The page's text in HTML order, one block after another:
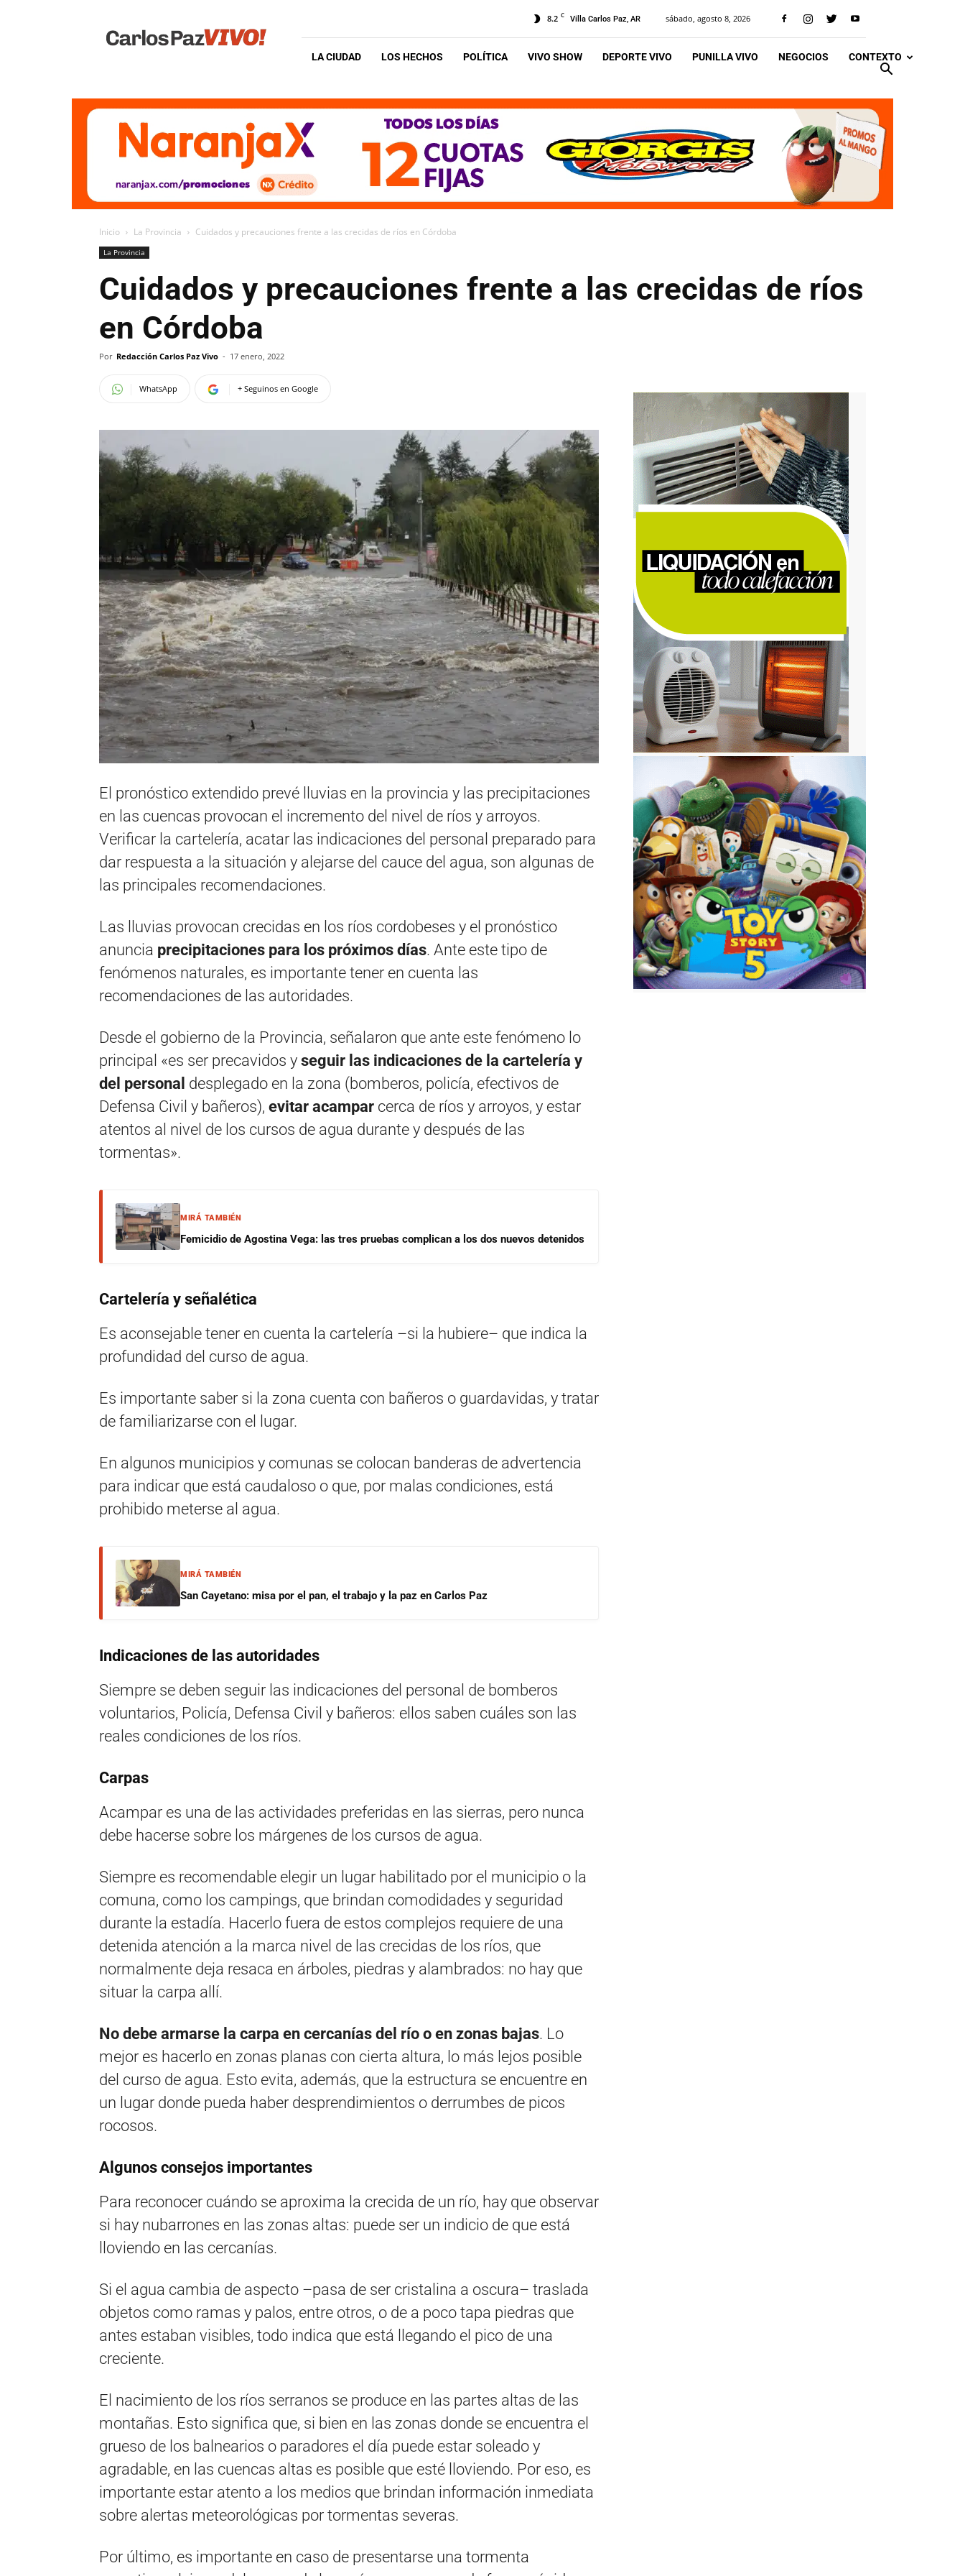
Vivo
8.2 C Villa Carlos Paz, AR sábado, agosto 8, 2026
LA CIUDAD LOS HECHOS POLÍTICA VIVO SHOW DEPORTE VIVO PUNILLA VIVO NEGOCIOS CONTEXTO
Inicio La Provincia Cuidados y precauciones frente a las crecidas de ríos en Córdoba
La Provincia
Cuidados y precauciones frente a las crecidas de ríos
en Córdoba
Por Redacción Carlos Paz Vivo - 17 enero, 2022
WhatsApp + Seguinos en Google
El pronóstico extendido prevé lluvias en la provincia y las precipitaciones
en las cuencas provocan el incremento del nivel de ríos y arroyos.
Verificar la cartelería, acatar las indicaciones del personal preparado para
dar respuesta a la situación y alejarse del cauce del agua, son algunas de
las principales recomendaciones.
Las lluvias provocan crecidas en los ríos cordobeses y el pronóstico
anuncia precipitaciones para los próximos días. Ante este tipo de
fenómenos naturales, es importante tener en cuenta las
recomendaciones de las autoridades.
Desde el gobierno de la Provincia, señalaron que ante este fenómeno lo
principal «es ser precavidos y seguir las indicaciones de la cartelería y
del personal desplegado en la zona (bomberos, policía, efectivos de
Defensa Civil y bañeros), evitar acampar cerca de ríos y arroyos, y estar
atentos al nivel de los cursos de agua durante y después de las
tormentas».
MIRÁ TAMBIÉN
Femicidio de Agostina Vega: las tres pruebas complican a los dos nuevos detenidos
Cartelería y señalética
Es aconsejable tener en cuenta la cartelería –si la hubiere– que indica la
profundidad del curso de agua.
Es importante saber si la zona cuenta con bañeros o guardavidas, y tratar
de familiarizarse con el lugar.
En algunos municipios y comunas se colocan banderas de advertencia
para indicar que está caudaloso o que, por malas condiciones, está
prohibido meterse al agua.
MIRÁ TAMBIÉN
San Cayetano: misa por el pan, el trabajo y la paz en Carlos Paz
Indicaciones de las autoridades
Siempre se deben seguir las indicaciones del personal de bomberos
voluntarios, Policía, Defensa Civil y bañeros: ellos saben cuáles son las
reales condiciones de los ríos.
Carpas
Acampar es una de las actividades preferidas en las sierras, pero nunca
debe hacerse sobre los márgenes de los cursos de agua.
Siempre es recomendable elegir un lugar habilitado por el municipio o la
comuna, como los campings, que brindan comodidades y seguridad
durante la estadía. Hacerlo fuera de estos complejos requiere de una
detenida atención a la marca nivel de las crecidas de los ríos, que
normalmente deja resaca en árboles, piedras y alambrados: no hay que
situar la carpa allí.
No debe armarse la carpa en cercanías del río o en zonas bajas. Lo
mejor es hacerlo en zonas planas con cierta altura, lo más lejos posible
del curso de agua. Esto evita, además, que la estructura se encuentre en
un lugar donde pueda haber desprendimientos o derrumbes de picos
rocosos.
Algunos consejos importantes
Para reconocer cuándo se aproxima la crecida de un río, hay que observar
si hay nubarrones en las zonas altas: puede ser un indicio de que está
lloviendo en las cercanías.
Si el agua cambia de aspecto –pasa de ser cristalina a oscura– traslada
objetos como ramas y palos, entre otros, o de a poco tapa piedras que
antes estaban visibles, todo indica que está llegando el pico de una
creciente.
El nacimiento de los ríos serranos se produce en las partes altas de las
montañas. Esto significa que, si bien en las zonas donde se encuentra el
grueso de los balnearios o paradores el día puede estar soleado y
agradable, en las cuencas altas es posible que esté lloviendo. Por eso, es
importante estar atento a los medios que brindan información inmediata
sobre alertas meteorológicas por tormentas severas.
Por último, es importante en caso de presentarse una tormenta